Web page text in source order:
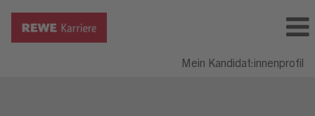
Mein Kandidat:innenprofil